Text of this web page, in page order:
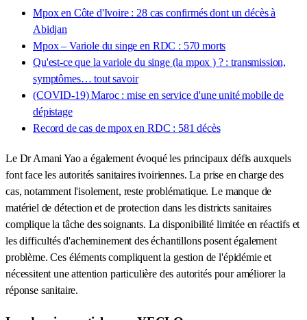
Mpox en Côte d'Ivoire : 28 cas confirmés dont un décès à
Abidjan
Mpox – Variole du singe en RDC : 570 morts
Qu'est-ce que la variole du singe (la mpox ) ? : transmission,
symptômes… tout savoir
(COVID-19) Maroc : mise en service d'une unité mobile de
dépistage
Record de cas de mpox en RDC : 581 décès
Le Dr Amani Yao a également évoqué les principaux défis auxquels
font face les autorités sanitaires ivoiriennes. La prise en charge des
cas, notamment l'isolement, reste problématique. Le manque de
matériel de détection et de protection dans les districts sanitaires
complique la tâche des soignants. La disponibilité limitée en réactifs et
les difficultés d'acheminement des échantillons posent également
problème. Ces éléments compliquent la gestion de l'épidémie et
nécessitent une attention particulière des autorités pour améliorer la
réponse sanitaire.